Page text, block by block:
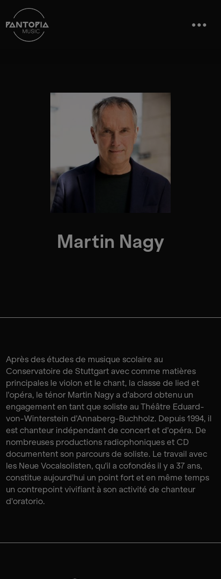
Martin Nagy
Après des études de musique scolaire au
Conservatoire de Stuttgart avec comme matières
principales le violon et le chant, la classe de lied et
l'opéra, le ténor Martin Nagy a d'abord obtenu un
engagement en tant que soliste au Théâtre Eduard-
von-Winterstein d'Annaberg-Buchholz. Depuis 1994, il
est chanteur indépendant de concert et d'opéra. De
nombreuses productions radiophoniques et CD
documentent son parcours de soliste. Le travail avec
les Neue Vocalsolisten, qu'il a cofondés il y a 37 ans,
constitue aujourd'hui un point fort et en même temps
un contrepoint vivifiant à son activité de chanteur
d'oratorio.